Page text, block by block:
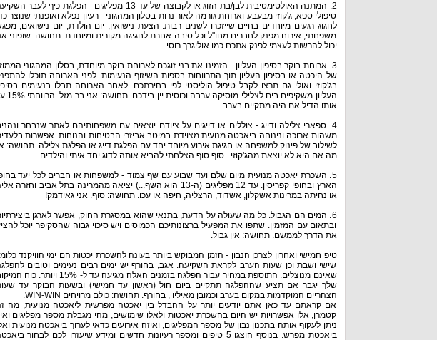
2. המתנה האולטימטיבית לבן/בת הזוג או לקבוצה של עד 13 מפליגים - הפלגת כיף לעבר
טיפולי ספא, ג'קוזי מבעבע וארוחת גורמה לאור נרות בסלון המהגוני - רעיון נפלא ואופנתי שנוצר
לחגוג רגעים מיוחדים בחיים שייזכרו לשנים רבות. הצעת נישואין, יום הולדת, יום נישואים,
משפחתי, אירוח מפנק לחברים מחו"ל וכל סיבה אחרת לחגיגה מקורית ומיוחדת. תחושה:
יכול להרשות לעצמי לפנק אתכם כמו אוליגרך רוסי.
3. ארוחת בוקר בסיפון העליון - הזמינו את בני זוגכם לארוחת בוקר מיוחדת, בסלון המהגוני
של היכטה או בסיפון העליון תוך התרווחות בספות השיזוף הנעימות. לפני הארוחה תוכלו
בג'קוזי ואולי גם תרצו לקבל טיפול הוליסטי לפי בחירתכם. לאחר הארוחה תבלו בנעימים
העליון משקיפים בים לצלילי מוסיקה
אותו הדיל אם היה מתקיים בערב.
4. ספארי צלילה ודייג - צוללים או דייגים על ציודם יוצאים עם משפחותיהם לאתר שנבחר
משהות ארוכה ונינוחה ביאכטה מנועית מצוידת במיטב אביזרי הבטיחות והנוחות. אפשרות
לשילוב של פינוק למשפחה או חגיגת אירוע מיוחד יחד עם הפלגת דייג או הפלגת צלילה. תחושה:
מה אם היא לא יוצאת מהג'קוזי...סוף סוף הצלחתי להביא אותה לדוג יחד איתי והילדים.
5. השכרת יאכטה מנועית מיום שלם ועד שבוע עם שף צמוד - למשפחות או חברים לכל יעד
הארץ ובחופי קפריסין. עד 12 מפליגים (ה-13 הוא השף...) יציאה מהמרינה בתל אביב וחזרה
או נחיתה במרינות אשקלון, אשדוד, הרצליה, חיפה או עכו. תחושה: סוף. אני גאידמק!
6. המים הם הגבול. כל מה שעולה על הדעת, בתנאי שהוא במסגרת החוק, אפשר לארגן
ובתאום עם המזמין. שתפו את המפעיל ברצונותיכם הכמוסים ויש סיכוי גבוה שהסקיפר יוכל
את הדרך לממשם. תחושה: אין גבול.
טיפ חמישי ואחרון לצרכן הנבון - הזמן המבוקש ביותר בעונה להשכרת יכטות הם ימי הוויקנד
שישי ושבת וכן שעות הערב לקראת השקיעה. אגב, בחורף יש ימים רבים נעימים וטובים
שאינם מנוצלים. התוספת במחיר עבור הפלגה בזמנים האלה מגיעה עד ל- 15% ויותר. כוח
שלך יגבר אם תציע שההפלגה תתקיים ביום חול (ראשון עד חמישי) ובשעות הבוקר עד
הצהריים המוקדמות במקום בערב וכמובן מאיליו , בחורף. תחושה: כולם מרויחים WIN-WIN.
אם קראתם עד כאן אתם יודעים יותר על ההבדל בין יאכטה מפרשית ליאכטה מנועית, מה
קטמרן, אלו אפשרויות יש היום בהשכרת יאכטות ולאלו שימושים, מהי מגבלת מספר מפליגים
ניתן לעקוף אותה בתכנון נבון של מספר המפליגים, ואיזה אירועים כדאי לערוך ביאכטה מנועית
ביאכטת מפרש. בנוסף הוצגו 5 טיפים ומספר רעיונות חדשים ומידע שיעזרו לכם לבחור